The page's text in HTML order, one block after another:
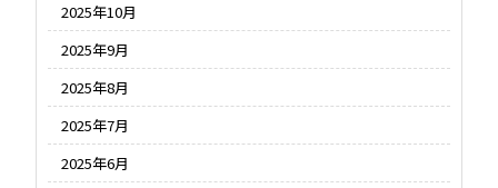
2025年10月
2025年9月
2025年8月
2025年7月
2025年6月